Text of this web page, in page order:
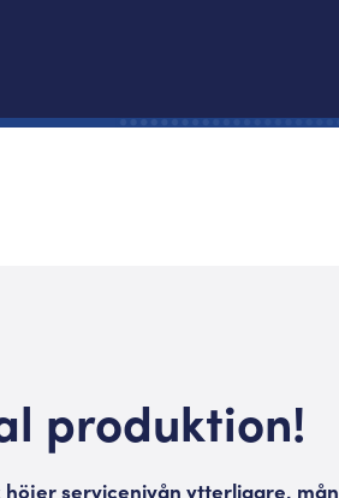
produktion!
servicenivån ytterligare,